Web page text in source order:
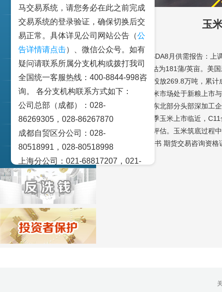
工业品
农业品
金融期货和衍生品
交易策论
产业研究
实盘点睛
宏观金融数据图解
玉
【行业动态】USDA8月供需报告：
蒲/英亩，7月预估为181蒲/英亩。美
口玉米拍卖累计投放269.8万吨，累
可小觑。当前玉米市场处于新粮上市
所分化。上周，东北部分头部深加工
【操作策略】新季玉米上市临近，
影响，尚需时间评估。玉米筑底过程
（交子期货 詹娅书 期货交易咨询资
马交易系统，请您务必在此之前完成
交易系统的登录验证，确保切换后交
易正常。具体详见公司网站公告（公
告详情请点击）、微信公众号。如有
疑问请联系所属分支机构或拨打我司
全国统一客服热线：400-8844-998咨
询。 各分支机构联系方式如下：
公司总部（成都）：028-
86269305，028-86267870
成都自贸区分公司：028-
80518991，028-80518998
上海分公司：021-68817207，021-
68817209
北京营业部：010-65005128
广州营业部：020-28129909，020-
28129902
青岛营业部：0532-83101951、
0532-83101962